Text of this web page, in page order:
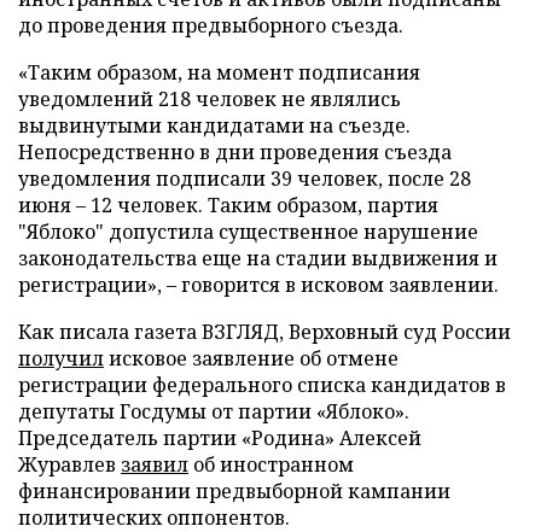
до проведения предвыборного съезда.
«Таким образом, на момент подписания
уведомлений 218 человек не являлись
выдвинутыми кандидатами на съезде.
Непосредственно в дни проведения съезда
уведомления подписали 39 человек, после 28
июня – 12 человек. Таким образом, партия
"Яблоко" допустила существенное нарушение
законодательства еще на стадии выдвижения и
регистрации», – говорится в исковом заявлении.
Как писала газета ВЗГЛЯД, Верховный суд России
получилисковое заявление об отмене
регистрации федерального списка кандидатов в
депутаты Госдумы от партии «Яблоко».
Председатель партии «Родина» Алексей
Журавлев заявил об иностранном
финансировании предвыборной кампании
политических оппонентов.